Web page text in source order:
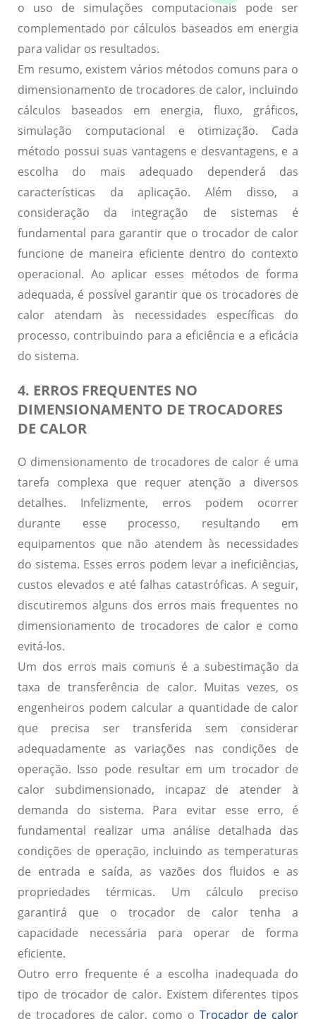
o uso de simulações computacionais pode ser
complementado por cálculos baseados em energia
para validar os resultados.
Em resumo, existem vários métodos comuns para o
dimensionamento de trocadores de calor, incluindo
cálculos baseados em energia, fluxo, gráficos,
simulação computacional e otimização. Cada
método possui suas vantagens e desvantagens, e a
escolha do mais adequado dependerá das
características da aplicação. Além disso, a
consideração da integração de sistemas é
fundamental para garantir que o trocador de calor
funcione de maneira eficiente dentro do contexto
operacional. Ao aplicar esses métodos de forma
adequada, é possível garantir que os trocadores de
calor atendam às necessidades específicas do
processo, contribuindo para a eficiência e a eficácia
do sistema.
4. ERROS FREQUENTES NO
DIMENSIONAMENTO DE TROCADORES
DE CALOR
O dimensionamento de trocadores de calor é uma
tarefa complexa que requer atenção a diversos
detalhes. Infelizmente, erros podem ocorrer
durante esse processo, resultando em
equipamentos que não atendem às necessidades
do sistema. Esses erros podem levar a ineficiências,
custos elevados e até falhas catastróficas. A seguir,
discutiremos alguns dos erros mais frequentes no
dimensionamento de trocadores de calor e como
evitá-los.
Um dos erros mais comuns é a subestimação da
taxa de transferência de calor. Muitas vezes, os
engenheiros podem calcular a quantidade de calor
que precisa ser transferida sem considerar
adequadamente as variações nas condições de
operação. Isso pode resultar em um trocador de
calor subdimensionado, incapaz de atender à
demanda do sistema. Para evitar esse erro, é
fundamental realizar uma análise detalhada das
condições de operação, incluindo as temperaturas
de entrada e saída, as vazões dos fluidos e as
propriedades térmicas. Um cálculo preciso
garantirá que o trocador de calor tenha a
capacidade necessária para operar de forma
eficiente.
Outro erro frequente é a escolha inadequada do
tipo de trocador de calor. Existem diferentes tipos
de trocadores de calor, como o Trocador de calor